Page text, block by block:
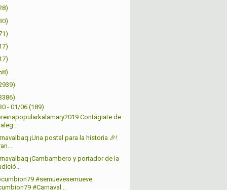
- 01/06 (189)
Contágiate de
¡Una postal para la historia 🎉!
¡Cambambero y portador de la
#semuevesemueve
#Carnaval...